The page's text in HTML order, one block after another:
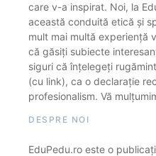
care v-a inspirat. Noi, la
această conduită etică și
mult mai multă experiență
că găsiți subiecte
siguri că înțelegeți
(cu link), ca o declarație
profesionalism. Vă
DESPRE NOI
EduPedu.ro este o